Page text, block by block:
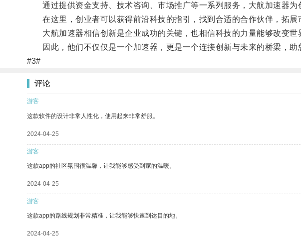
通过提供资金支持、技术咨询、市场推广等一系列服务，大航加速器为
在这里，创业者可以获得前沿科技的指引，找到合适的合作伙伴，拓展
大航加速器相信创新是企业成功的关键，也相信科技的力量能够改变世
因此，他们不仅仅是一个加速器，更是一个连接创新与未来的桥梁，助
#3#
评论
游客
这款软件的设计非常人性化，使用起来非常舒服。
2024-04-25
游客
这款app的社区氛围很温馨，让我能够感受到家的温暖。
2024-04-25
游客
这款app的路线规划非常精准，让我能够快速到达目的地。
2024-04-25